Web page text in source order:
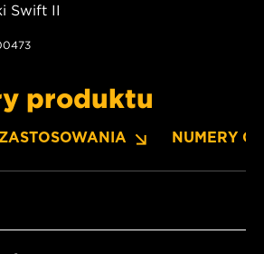
Swift II
produktu
ZASTOSOWANIA NUMERY OE